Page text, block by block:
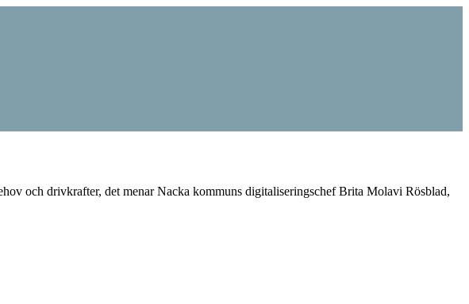
och drivkrafter, det menar Nacka kommuns digitaliseringschef Brita Molavi Rösblad,